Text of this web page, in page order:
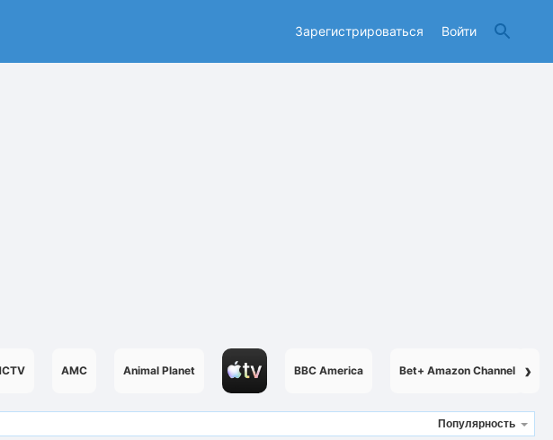
Зарегистрироваться Войти
›
AMC Animal Planet BBC America Bet+ Amazon Channel
Популярность